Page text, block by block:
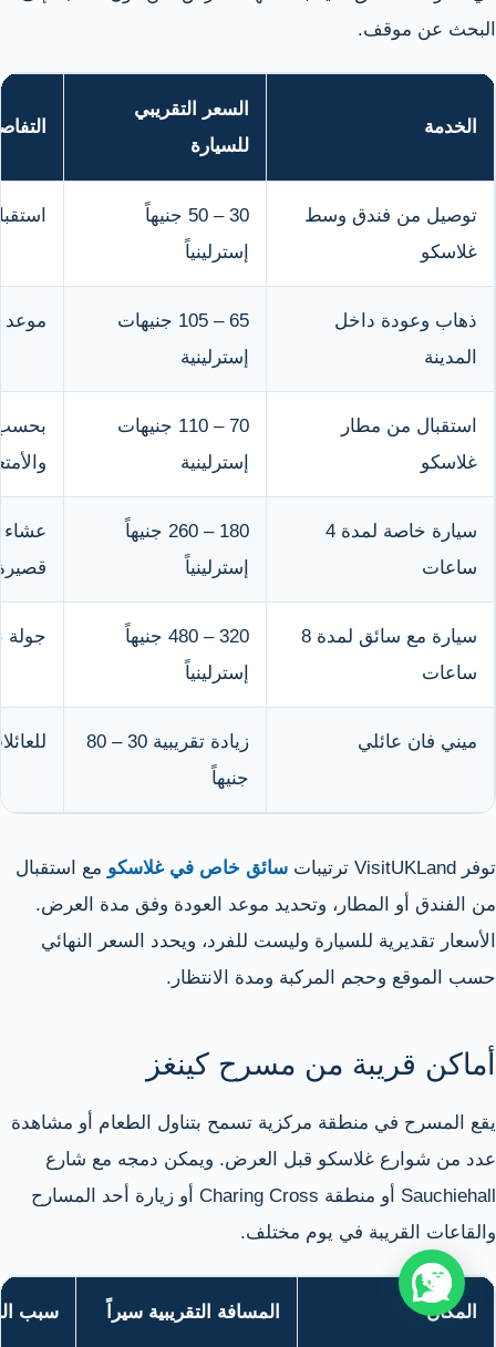
البحث عن موقف.
الخدمة
السعر التقريبي
للسيارة
توصيل من فندق وسط
غلاسكو
30 – 50 جنيهاً
إسترلينياً
ذهاب وعودة داخل
المدينة
65 – 105 جنيهات
إسترلينية
موعد
استقبال من مطار
غلاسكو
70 – 110 جنيهات
إسترلينية
سيارة خاصة لمدة 4
ساعات
180 – 260 جنيهاً
إسترلينياً
عشاء
سيارة مع سائق لمدة 8
ساعات
320 – 480 جنيهاً
إسترلينياً
ميني فان عائلي
زيادة تقريبية 30 – 80
جنيهاً
توفر VisitUKLand ترتيبات سائق خاص في غلاسكو مع استقبال
من الفندق أو المطار، وتحديد موعد العودة وفق مدة العرض.
الأسعار تقديرية للسيارة وليست للفرد، ويحدد السعر النهائي
حسب الموقع وحجم المركبة ومدة الانتظار.
أماكن قريبة من مسرح كينغز
يقع المسرح في منطقة مركزية تسمح بتناول الطعام أو مشاهدة
عدد من شوارع غلاسكو قبل العرض. ويمكن دمجه مع شارع
Sauchiehall أو منطقة Charing Cross أو زيارة أحد المسارح
والقاعات القريبة في يوم مختلف.
المكان المسافة التقريبية سيراً سبب